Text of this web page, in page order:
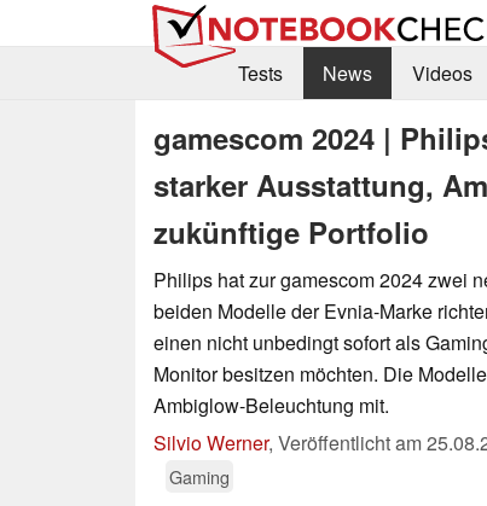
Tests
News Videos
gamescom 2024 |
starker Ausstattung,
zukünftige Portfolio
Philips hat zur gamescom 2024 zwei
beiden Modelle der Evnia-Marke
einen nicht unbedingt sofort als
Monitor besitzen möchten. Die
Ambiglow-Beleuchtung mit.
Silvio Werner, Veröffentlicht am
Gaming